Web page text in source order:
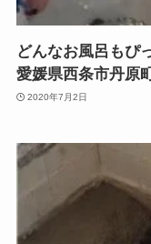
どんなお風呂も
愛媛県西条市丹原
2020年7月2日